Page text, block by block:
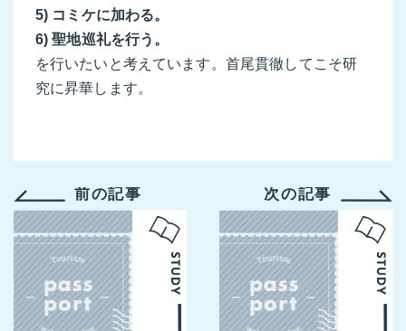
5) コミケに加わる。
6) 聖地巡礼を行う。
を行いたいと考えています。首尾貫徹してこそ研
究に昇華します。
前の記事 次の記事